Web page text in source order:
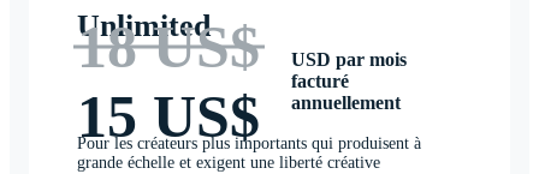
Unlimited
18 US$
15 US$
USD par mois
facturé
annuellement
Pour les créateurs plus importants qui produisent à
grande échelle et exigent une liberté créative